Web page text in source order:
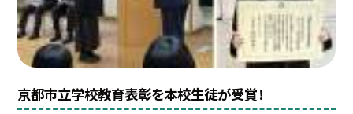
京都市立学校教育表彰を本校生徒が受賞！